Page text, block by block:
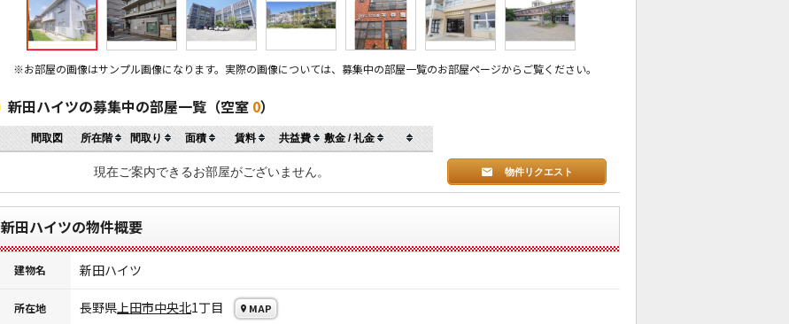
※お部屋の画像はサンプル画像になります。実際の画像については、募集中の部屋一覧のお部屋ページからご覧ください。
新田ハイツの募集中の部屋一覧（空室 0）
間取図 所在階 間取り 面積 賃料 共益費 敷金 / 礼金
現在ご案内できるお部屋がございません。 物件リクエスト
新田ハイツの物件概要
建物名 新田ハイツ
所在地 長野県上田市中央北1丁目 MAP